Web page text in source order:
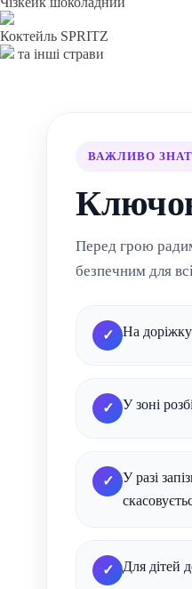
Коктейль SPRITZ
та інші страви
ВАЖЛИВО
Перед грою
безпечним для
✓ На
✓ У зоні
✓
У разі
✓ Для дітей